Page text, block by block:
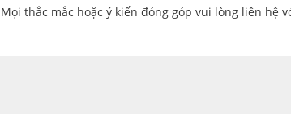
Mọi thắc mắc hoặc ý kiến đóng góp vui lòng liên hệ